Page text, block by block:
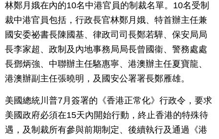
林鄭月娥在內的10名中港官員的制裁名單。10名受制
裁中港官員包括，行政長官林鄭月娥、特首辦主任兼
國安委祕書長陳國基、律政司司長鄭若驊、保安局局
長李家超、政制及內地事務局局長曾國衞、警務處處
長鄧炳強、中聯辦主任駱惠寧、港澳辦主任夏寶龍、
港澳辦副主任張曉明，及國安公署署長鄭雁雄。
美國總統川普7月簽署的《香港正常化》行政令，要求
美國政府必須在15天內開始行動，終止香港的特殊待
遇，及制裁所有參與前期制定、後續執行及通過《港